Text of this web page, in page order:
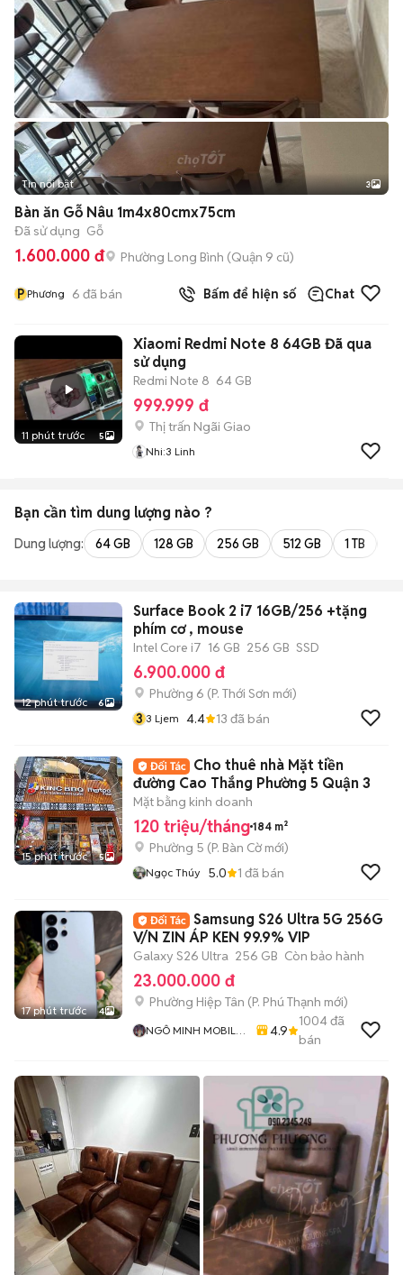
Tin nổi bật 3
Bàn ăn Gỗ Nâu 1m4x80cmx75cm
Đã sử dụng Gỗ
1.600.000 đ Phường Long Bình (Quận 9 cũ)
P Phương 6 đã bán Bấm để hiện số Chat
11 phút trước 5
Xiaomi Redmi Note 8 64GB Đã qua
sử dụng
Redmi Note 8 64 GB
999.999 đ
Thị trấn Ngãi Giao
Nhi:3 Linh
Bạn cần tìm dung lượng nào ?
Dung lượng: 64 GB 128 GB 256 GB 512 GB 1 TB
12 phút trước 6
Surface Book 2 i7 16GB/256 +tặng
phím cơ , mouse
Intel Core i7 16 GB 256 GB SSD
6.900.000 đ
Phường 6 (P. Thới Sơn mới)
3 3 Ljem 4.4 13 đã bán
15 phút trước 5
Cho thuê nhà Mặt tiền
đường Cao Thắng Phường 5 Quận 3
Mặt bằng kinh doanh
120 triệu/tháng 184 m²
Phường 5 (P. Bàn Cờmới)
Ngọc Thúy 5.0 1 đã bán
17 phút trước 4
Samsung S26 Ultra 5G 256G
V/N ZIN ÁP KEN 99.9% VIP
Galaxy S26 Ultra 256 GB Còn bảo hành
23.000.000 đ
Phường Hiệp Tân (P. Phú Thạnh mới)
NGÔ MINH MOBILE
4.9
1004đã
bán